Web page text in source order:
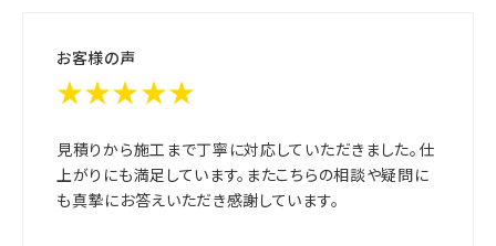
お客様の声
★★★★★
見積りから施工まで丁寧に対応していただきました。仕
上がりにも満足しています。またこちらの相談や疑問に
も真摯にお答えいただき感謝しています。